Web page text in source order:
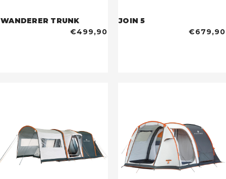
WANDERER TRUNK
€499,90
JOIN 5
€679,90